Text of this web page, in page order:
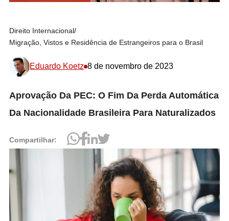
Direito Internacional/
Migração, Vistos e Residência de Estrangeiros para o Brasil
Eduardo Koetz 8 de novembro de 2023
Aprovação Da PEC: O Fim Da Perda Automática
Da Nacionalidade Brasileira Para Naturalizados
Compartilhar: